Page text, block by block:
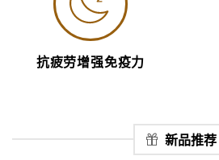
抗疲劳增强免疫力
新品推荐